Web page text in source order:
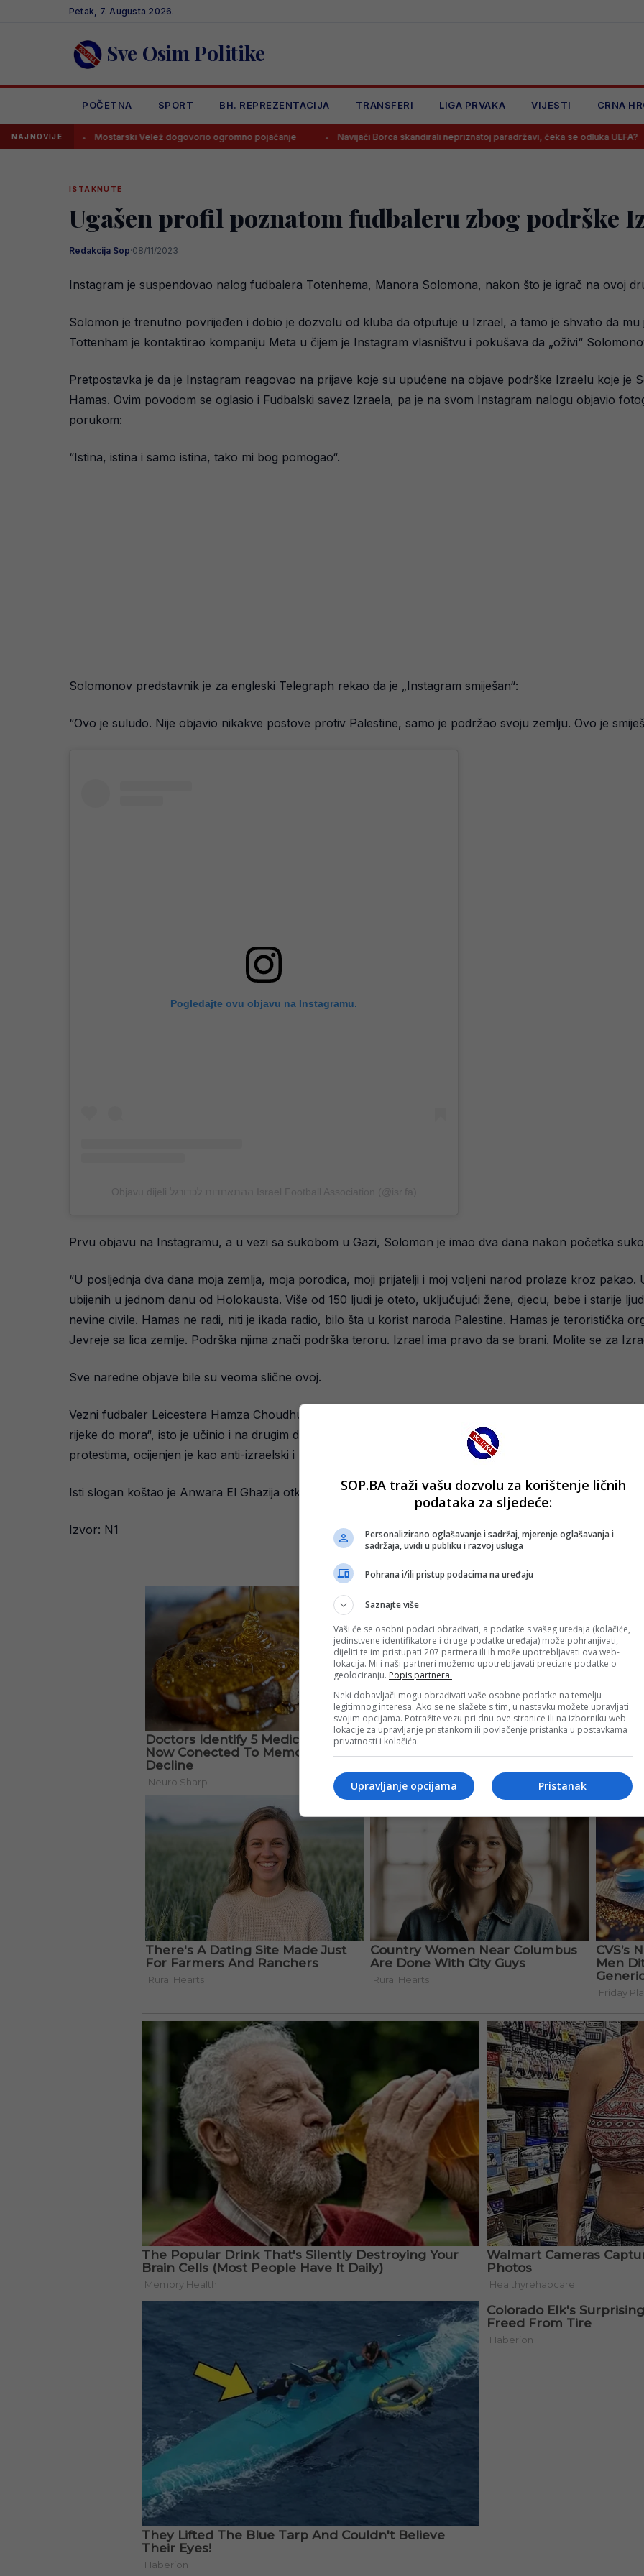
Petak, 7. Augusta 2026.
Sve Osim Politike
POČETNA SPORT BH. REPREZENTACIJA TRANSFERI LIGA PRVAKA VIJESTI CRNA
NAJNOVIJE
Mostarski Velež dogovorio ogromno pojačanje Navijači Borca skandirali nepriznatoj paradržavi, čeka se odluka UEFA?
ISTAKNUTE
Ugašen profil poznatom fudbaleru zbog podrške
Redakcija Sop·08/11/2023
Instagram je suspendovao nalog fudbalera Totenhema, Manora Solomona, nakon što je igrač na ovoj
Solomon je trenutno povrijeđen i dobio je dozvolu od kluba da otputuje u Izrael, a tamo je shvatio da
Tottenham je kontaktirao kompaniju Meta u čijem je Instagram vlasništvu i pokušava da „oživi“
Pretpostavka je da je Instagram reagovao na prijave koje su upućene na objave podrške Izraelu koje je
Hamas. Ovim povodom se oglasio i Fudbalski savez Izraela, pa je na svom Instagram nalogu objavio
porukom:
“Istina, istina i samo istina, tako mi bog pomogao“.
Solomonov predstavnik je za engleski Telegraph rekao da je „Instagram smiješan“:
“Ovo je suludo. Nije objavio nikakve postove protiv Palestine, samo je podržao svoju zemlju. Ovo je
Pogledajte ovu objavu na Instagramu.
Prvu objavu na Instagramu, a u vezi sa sukobom u Gazi, Solomon je imao dva dana nakon početka
“U posljednja dva dana moja zemlja, moja porodica, moji prijatelji i moj voljeni narod prolaze kroz pakao.
ubijenih u jednom danu od Holokausta. Više od 150 ljudi je oteto, uključujući žene, djecu, bebe i starije
nevine civile. Hamas ne radi, niti je ikada radio, bilo šta u korist naroda Palestine. Hamas je teroristička
Jevreje sa lica zemlje. Podrška njima znači podrška teroru. Izrael ima pravo da se brani. Molite se za
Sve naredne objave bile su veoma slične ovoj.
Vezni fudbaler Leicestera Hamza Choudhury suočava se sa potencijalnom kaznom koju razmatra
rijeke do mora“, isto je učinio i na drugim društvenim mrežama. Svi njegovi nalozi i dalje su aktivni.
protestima, ocijenjen je kao anti-izraelski i predmet je teških kritika.
Isti slogan koštao je Anwara El Ghazija otkaza u Mainzu.
Izvor: N1
SOP.BA traži vašu dozvolu za korištenje ličnih
podataka za sljedeće:
Personalizirano oglašavanje i sadržaj, mjerenje oglašavanja i
sadržaja, uvidi u publiku i razvoj usluga
Pohrana i/ili pristup podacima na uređaju
Saznajte više
Vaši će se osobni podaci obrađivati, a podatke s vašeg uređaja (kolačiće,
jedinstvene identifikatore i druge podatke uređaja) može pohranjivati,
dijeliti te im pristupati 207 partnera ili ih može upotrebljavati ova web-
lokacija. Mi i naši partneri možemo upotrebljavati precizne podatke o
geolociranju. Popis partnera.
Neki dobavljači mogu obrađivati vaše osobne podatke na temelju
legitimnog interesa. Ako se ne slažete s tim, u nastavku možete upravljati
svojim opcijama. Potražite vezu pri dnu ove stranice ili na izborniku web-
lokacije za upravljanje pristankom ili povlačenje pristanka u postavkama
privatnosti i kolačića.
Pristanak
Upravljanje opcijama